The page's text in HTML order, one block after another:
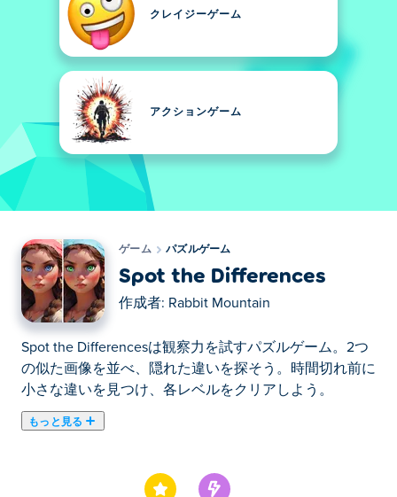
クレイジーゲーム
アクションゲーム
ゲーム パズルゲーム
Spot the Differences
作成者: Rabbit Mountain
Spot the Differencesは観察力を試すパズルゲーム。2つ
の似た画像を並べ、隠れた違いを探そう。時間切れ前に
小さな違いを見つけ、各レベルをクリアしよう。
もっと見る
うな料理、魅力的な街並みを描いた無数のかわいい絵